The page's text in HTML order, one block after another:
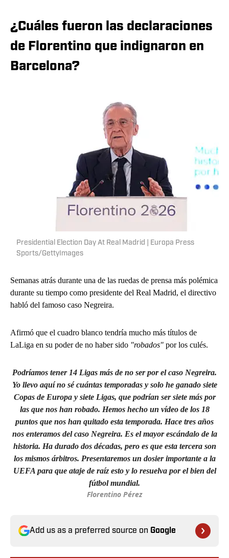
¿Cuáles fueron las declaraciones
de Florentino que indignaron en
Barcelona?
Presidential Election Day At Real Madrid | Europa Press
Sports/GettyImages
Semanas atrás durante una de las ruedas de prensa más polémica
durante su tiempo como presidente del Real Madrid, el directivo
habló del famoso caso Negreira.
Afirmó que el cuadro blanco tendría mucho más títulos de
LaLiga en su poder de no haber sido "robados" por los culés.
Podríamos tener 14 Ligas más de no ser por el caso Negreira.
Yo llevo aquí no sé cuántas temporadas y solo he ganado siete
Copas de Europa y siete Ligas, que podrían ser siete más por
las que nos han robado. Hemos hecho un vídeo de los 18
puntos que nos han quitado esta temporada. Hace tres años
nos enteramos del caso Negreira. Es el mayor escándalo de la
historia. Ha durado dos décadas, pero es que esta tercera son
los mismos árbitros. Presentaremos un dosier importante a la
UEFA para que ataje de raíz esto y lo resuelva por el bien del
fútbol mundial.
Florentino Pérez
Add us as a preferred source on Google